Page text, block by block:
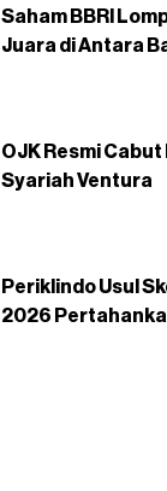
Saham BBRI
Juara di Antara
OJK Resmi Cabut
Syariah Ventura
Periklindo Usul
2026